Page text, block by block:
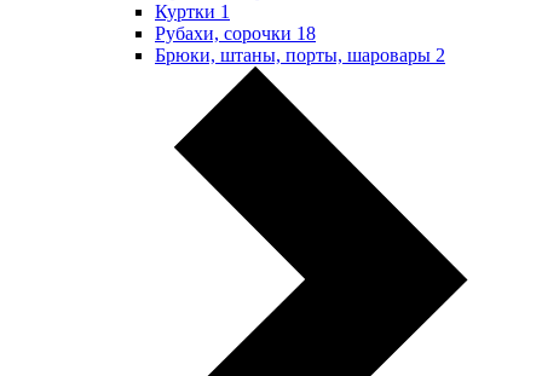
Куртки 1
Рубахи, сорочки 18
Брюки, штаны, порты, шаровары 2